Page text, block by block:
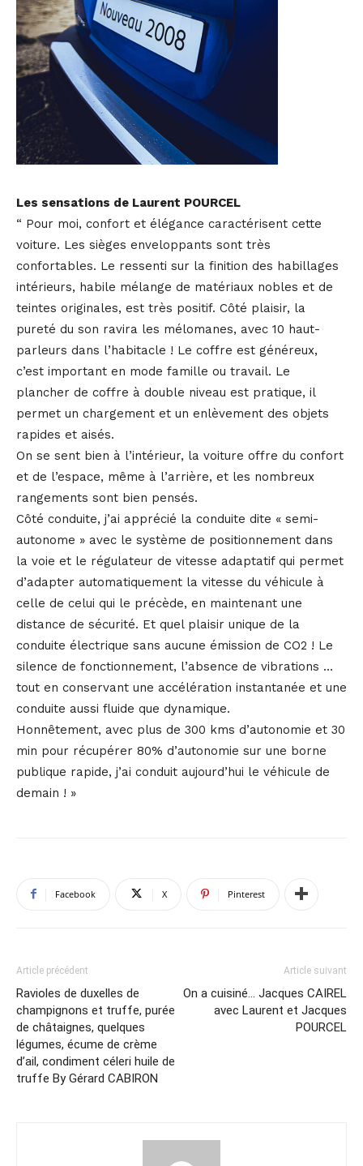
Les sensations de Laurent POURCEL
“ Pour moi, confort et élégance caractérisent cette
voiture. Les sièges enveloppants sont très
confortables. Le ressenti sur la finition des habillages
intérieurs, habile mélange de matériaux nobles et de
teintes originales, est très positif. Côté plaisir, la
pureté du son ravira les mélomanes, avec 10 haut-
parleurs dans l’habitacle ! Le coffre est généreux,
c’est important en mode famille ou travail. Le
plancher de coffre à double niveau est pratique, il
permet un chargement et un enlèvement des objets
rapides et aisés.
On se sent bien à l’intérieur, la voiture offre du confort
et de l’espace, même à l’arrière, et les nombreux
rangements sont bien pensés.
Côté conduite, j’ai apprécié la conduite dite « semi-
autonome » avec le système de positionnement dans
la voie et le régulateur de vitesse adaptatif qui permet
d’adapter automatiquement la vitesse du véhicule à
celle de celui qui le précède, en maintenant une
distance de sécurité. Et quel plaisir unique de la
conduite électrique sans aucune émission de CO2 ! Le
silence de fonctionnement, l’absence de vibrations …
tout en conservant une accélération instantanée et une
conduite aussi fluide que dynamique.
Honnêtement, avec plus de 300 kms d’autonomie et 30
min pour récupérer 80% d’autonomie sur une borne
publique rapide, j’ai conduit aujourd’hui le véhicule de
demain ! »
Facebook X Pinterest
Article précédent
Ravioles de duxelles de
champignons et truffe, purée
de châtaignes, quelques
légumes, écume de crème
d’ail, condiment céleri huile de
truffe By Gérard CABIRON
Article suivant
On a cuisiné… Jacques CAIREL
avec Laurent et Jacques
POURCEL